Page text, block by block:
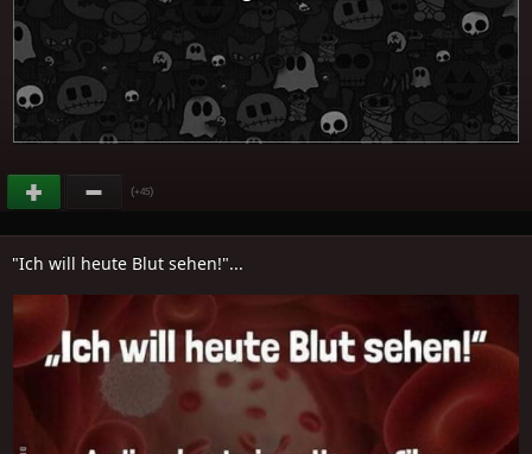
(+45)
"Ich will heute Blut sehen!"...